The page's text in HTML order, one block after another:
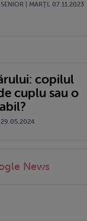
| MARŢI, 07.11.2023
copilul
cuplu sau o
29.05.2024
News